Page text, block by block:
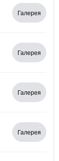
Галерея
Галерея
Галерея
Галерея